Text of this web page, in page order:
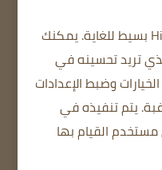
استخدام HitPaw Video Enhancer بسيط للغاية. يمكنك
تريد تحسينه في
وضبط الإعدادات
يتم تنفيذه في
القيام بها